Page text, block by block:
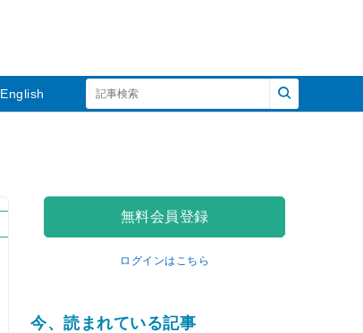
English
無料会員登録
ログインはこちら
今、読まれている記事